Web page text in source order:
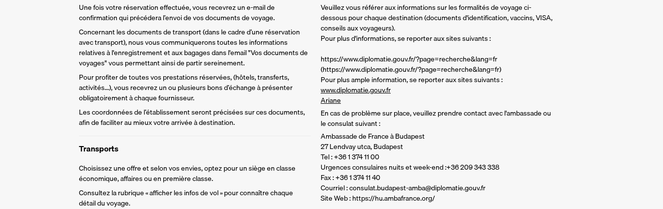
Une fois votre réservation effectuée, vous recevrez un e-mail de
confirmation qui précédera l’envoi de vos documents de voyage.
Concernant les documents de transport (dans le cadre d’une réservation
avec transport), nous vous communiquerons toutes les informations
relatives à l'enregistrement et aux bagages dans l'email "Vos documents de
voyages" vous permettant ainsi de partir sereinement.
Pour profiter de toutes vos prestations réservées, (hôtels, transferts,
activités...), vous recevrez un ou plusieurs bons d’échange à présenter
obligatoirement à chaque fournisseur.
Les coordonnées de l’établissement seront précisées sur ces documents,
afin de faciliter au mieux votre arrivée à destination.
Transports
Choisissez une offre et selon vos envies, optez pour un siège en classe
économique, affaires ou en première classe.
Consultez la rubrique « afficher les infos de vol » pour connaître chaque
détail du voyage.
Veuillez vous référer aux informations sur les formalités de voyage ci-
dessous pour chaque destination (documents d'identification, vaccins, VISA,
conseils aux voyageurs).
Pour plus d'informations, se reporter aux sites suivants :
https://www.diplomatie.gouv.fr/?page=recherche&lang=fr
(https://www.diplomatie.gouv.fr/?page=recherche&lang=fr)
Pour plus ample information, se reporter aux sites suivants :
www.diplomatie.gouv.fr
Ariane
En cas de problème sur place, veuillez prendre contact avec l'ambassade ou
le consulat suivant :
Ambassade de France à Budapest
27 Lendvay utca, Budapest
Tel : +36 1 374 11 00
Urgences consulaires nuits et week-end :+36 209 343 338
Fax : +36 1 374 11 40
Courriel : consulat.budapest-amba@diplomatie.gouv.fr
Site Web : https://hu.ambafrance.org/